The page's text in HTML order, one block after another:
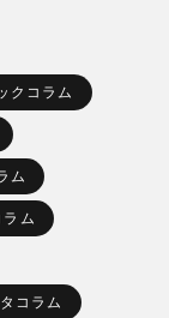
クコラム
ム
ム
コラム